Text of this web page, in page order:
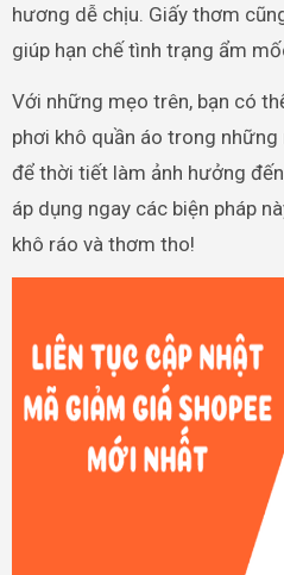
hương dễ chịu. Giấy thơm
giúp hạn chế tình trạng ẩm
Với những mẹo trên, bạn có
phơi khô quần áo trong
để thời tiết làm ảnh hưởng
áp dụng ngay các biện pháp
khô ráo và thơm tho!